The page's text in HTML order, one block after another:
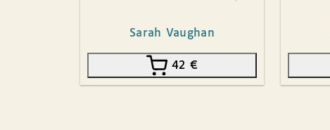
Sarah Vaughan
42 €